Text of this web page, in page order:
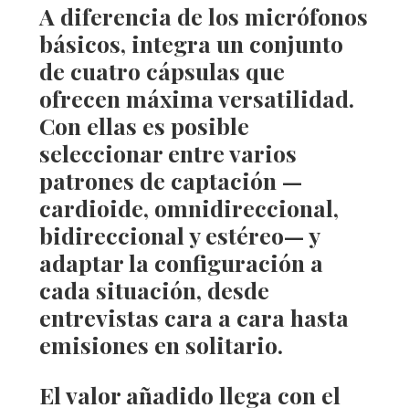
A diferencia de los micrófonos
básicos, integra un conjunto
de cuatro cápsulas que
ofrecen máxima versatilidad.
Con ellas es posible
seleccionar entre varios
patrones de captación —
cardioide, omnidireccional,
bidireccional y estéreo— y
adaptar la configuración a
cada situación, desde
entrevistas cara a cara hasta
emisiones en solitario.
El valor añadido llega con el